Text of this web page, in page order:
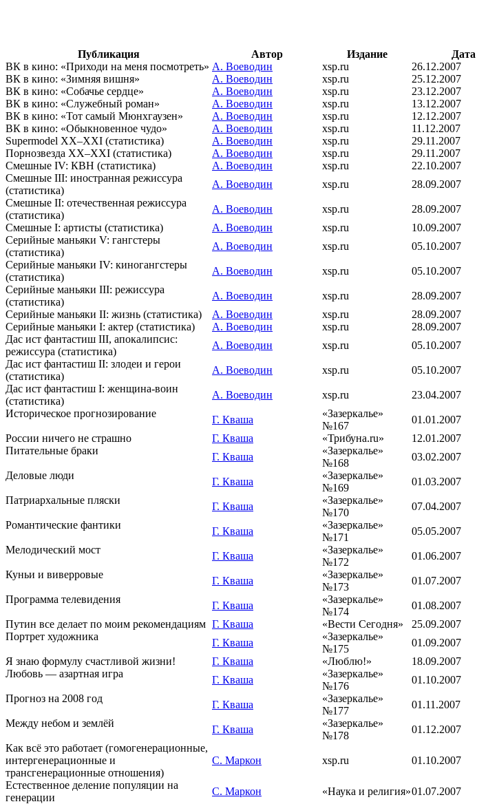
Публикация Автор Издание
Дата
ВК в кино: «Приходи на меня посмотреть» А. Воеводин xsp.ru
26.12.2007
ВК в кино: «Зимняя вишня»
А. Воеводин xsp.ru
25.12.2007
ВК в кино: «Собачье сердце»
А. Воеводин xsp.ru
23.12.2007
ВК в кино: «Служебный роман»
А. Воеводин xsp.ru
13.12.2007
ВК в кино: «Тот самый Мюнхгаузен»
А. Воеводин xsp.ru
12.12.2007
ВК в кино: «Обыкновенное чудо»
А. Воеводин xsp.ru
11.12.2007
Supermodel XX–XXI (статистика)
А. Воеводин xsp.ru
29.11.2007
Порнозвезда XX–XXI (статистика)
А. Воеводин xsp.ru
29.11.2007
Смешные IV: КВН (статистика)
А. Воеводин xsp.ru
22.10.2007
Смешные III: иностранная режиссура
(статистика)
А. Воеводин xsp.ru
28.09.2007
Смешные II: отечественная режиссура
(статистика)
А. Воеводин xsp.ru
28.09.2007
Смешные I: артисты (статистика)
А. Воеводин xsp.ru
10.09.2007
Серийные маньяки V: гангстеры
(статистика)
А. Воеводин xsp.ru
05.10.2007
Серийные маньяки IV: киногангстеры
(статистика)
А. Воеводин xsp.ru
05.10.2007
Серийные маньяки III: режиссура
(статистика)
А. Воеводин xsp.ru
28.09.2007
Серийные маньяки II: жизнь (статистика)
А. Воеводин xsp.ru
28.09.2007
Серийные маньяки I: актер (статистика)
А. Воеводин xsp.ru
28.09.2007
Дас ист фантастиш III, апокалипсис:
режиссура (статистика)
А. Воеводин xsp.ru
05.10.2007
Дас ист фантастиш II: злодеи и герои
(статистика)
А. Воеводин xsp.ru
05.10.2007
Дас ист фантастиш I: женщина-воин
(статистика)
А. Воеводин xsp.ru
23.04.2007
Историческое прогнозирование
Г. Кваша
«Зазеркалье»
№167
01.01.2007
России ничего не страшно
Г. Кваша «Трибуна.ru»
12.01.2007
Питательные браки
Г. Кваша
«Зазеркалье»
№168
03.02.2007
Деловые люди
Г. Кваша
«Зазеркалье»
№169
01.03.2007
Патриархальные пляски
Г. Кваша
«Зазеркалье»
№170
07.04.2007
Романтические фантики
Г. Кваша
«Зазеркалье»
№171
05.05.2007
Мелодический мост
Г. Кваша
«Зазеркалье»
№172
01.06.2007
Куньи и виверровые
Г. Кваша
«Зазеркалье»
№173
01.07.2007
Программа телевидения
Г. Кваша
«Зазеркалье»
№174
01.08.2007
Путин все делает по моим рекомендациям Г. Кваша «Вести Сегодня»
25.09.2007
Портрет художника
Г. Кваша
«Зазеркалье»
№175
01.09.2007
Я знаю формулу счастливой жизни!
Г. Кваша «Люблю!»
18.09.2007
Любовь — азартная игра
Г. Кваша
«Зазеркалье»
№176
01.10.2007
Прогноз на 2008 год
Г. Кваша
«Зазеркалье»
№177
01.11.2007
Между небом и землёй
Г. Кваша
«Зазеркалье»
№178
01.12.2007
Как всё это работает (гомогенерационные,
интергенерационные и
трансгенерационные отношения)
С. Маркон xsp.ru 01.10.2007
Естественное деление популяции на
генерации
С. Маркон «Наука и религия»01.07.2007